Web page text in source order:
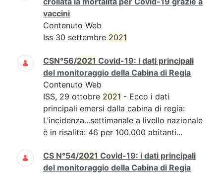
vaccini
Contenuto Web
Iss 30 settembre 2021
CSN°56/2021 Covid-19: i dati principali
del monitoraggio della Cabina di Regia
Contenuto Web
ISS, 29 ottobre 2021 - Ecco i dati
principali emersi dalla cabina di regia:
L’incidenza...settimanale a livello nazionale
è in risalita: 46 per 100.000 abitanti...
CS N°54/2021 Covid-19: i dati principali
del monitoraggio della Cabina di Regia